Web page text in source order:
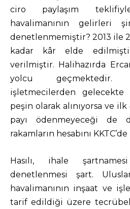
ciro paylaşım
havalimanının gelirleri
denetlenmemiştir? 2013 ile
kadar kâr elde
verilmiştir. Halihazırda
yolcu geçmektedir.
işletmecilerden gelecekte
peşin olarak alınıyorsa ve
payı ödenmeyeceği de
rakamların hesabını
Hasılı, ihale
denetlenmesi şart.
havalimanının inşaat ve
tarif edildiği üzere